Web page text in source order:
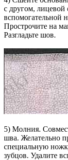
с другом, лицевой
вспомогательной
Прострочите на
Разгладьте шов.
5) Молния.
шва. Желательно
специальную
зубцов. Удалите